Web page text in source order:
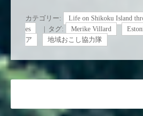
カテゴリー:
Life on Shikoku Island
es
タグ: Merike Villard
ア
地域おこし協力隊